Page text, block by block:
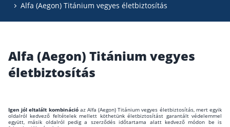
Union Biztosító
Wáberer Hungária Biztosító
Gépjárműs hírek
Alfa (Aegon) Titánium vegyes életbiztosítás
Alfa (Aegon) Titánium vegyes
életbiztosítás
Igen jól eltalált kombinációaz Alfa (Aegon) Titánium vegyes életbiztosítás, mert egyik
oldalról kedvező feltételek mellett köthetünk életbiztosítást garantált védelemmel
együtt, másik oldalról pedig a szerződés időtartama alatt kedvező módon be is